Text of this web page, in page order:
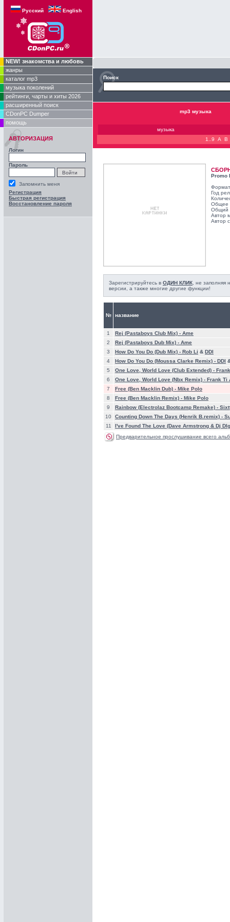
Русский English
NEW! знакомства и любовь
жанры
каталог mp3
музыка поколений
рейтинги, чарты и хиты 2026
расширенный поиск
CDonPC Dumper
помощь
АВТОРИЗАЦИЯ
Логин
Пароль
Запомнить меня
Регистрация
Быстрая регистрация
Восстановление пароля
Поиск
mp3 музыка
музыка
1..9
A B
Promo
Год
Общее
Общий
Автор
Автор
Зарегистрируйтесь в ОДИН КЛИК , не
версии, а также многие другие функции!
№ название
1 Rej (Pastaboys Club Mix) - Ame
2
Rej (Pastaboys Dub Mix) - Ame
3
How Do You Do (Dub Mix) - Rob Li & DDl
4
How Do You Do (Moussa Clarke Remix) - DDl
5
One Love, World Love (Club Extended) -
6
One Love, World Love (Nbx Remix) - Frank Ti
7
Free (Ben Macklin Dub) - Mike Polo
8
Free (Ben Macklin Remix) - Mike Polo
9
Rainbow (Electrolaz Bootcamp Remake) -
10
Counting Down The Days (Henrik B.remix) -
11
I've Found The Love (Dave Armstrong & Dj
Предварительное прослушивание всего